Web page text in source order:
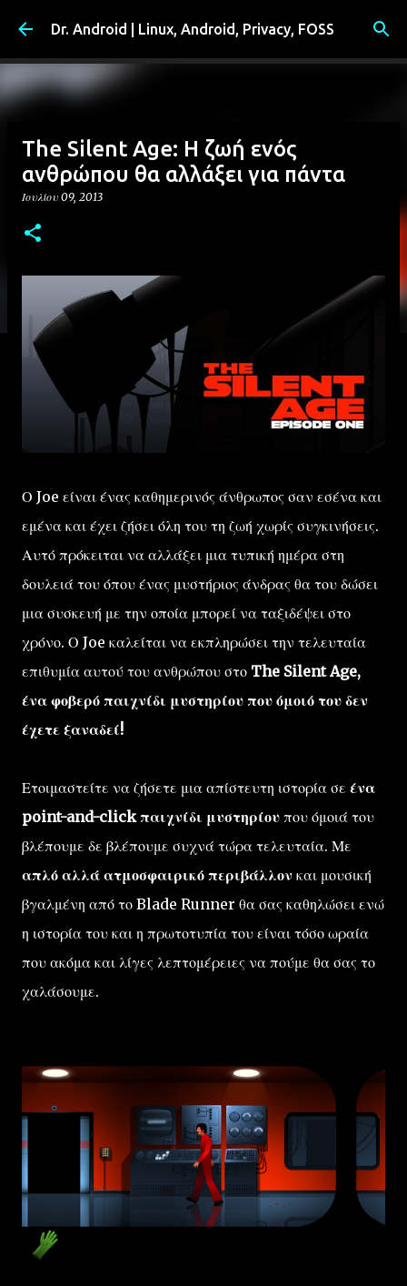
Μετάβαση στο κύριο περιεχόμενο
Dr. Android | Linux, Android, Privacy, FOSS
The Silent Age: Η ζωή ενός
ανθρώπου θα αλλάξει για πάντα
Ιουλίου 09, 2013
Ο Joe είναι ένας καθημερινός άνθρωπος σαν εσένα και
εμένα και έχει ζήσει όλη του τη ζωή χωρίς συγκινήσεις.
Αυτό πρόκειται να αλλάξει μια τυπική ημέρα στη
δουλειά του όπου ένας μυστήριος άνδρας θα του δώσει
μια συσκευή με την οποία μπορεί να ταξιδέψει στο
χρόνο. Ο Joe καλείται να εκπληρώσει την τελευταία
επιθυμία αυτού του ανθρώπου στο The Silent Age,
ένα φοβερό παιχνίδι μυστηρίου που όμοιό του δεν
έχετε ξαναδεί!
Ετοιμαστείτε να ζήσετε μια απίστευτη ιστορία σε ένα
point-and-click παιχνίδι μυστηρίου που όμοιά του
βλέπουμε δε βλέπουμε συχνά τώρα τελευταία. Με
απλό αλλά ατμοσφαιρικό περιβάλλον και μουσική
βγαλμένη από το Blade Runner θα σας καθηλώσει ενώ
η ιστορία του και η πρωτοτυπία του είναι τόσο ωραία
που ακόμα και λίγες λεπτομέρειες να πούμε θα σας το
χαλάσουμε.